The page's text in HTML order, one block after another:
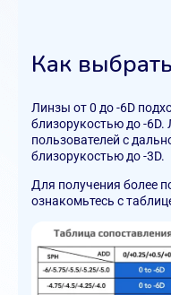
Как
Линзы от 0 до -6D
близорукостью до -6D.
пользователей с
близорукостью до -3D.
Для получения более
ознакомьтесь с